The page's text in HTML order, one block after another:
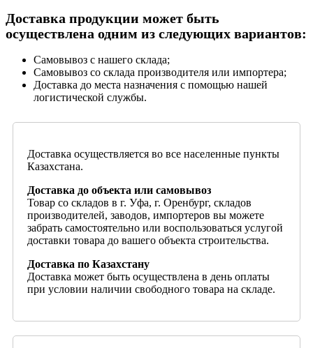
Доставка продукции может быть
осуществлена одним из следующих вариантов:
Самовывоз с нашего склада;
Самовывоз со склада производителя или импортера;
Доставка до места назначения с помощью нашей
логистической службы.
Доставка осуществляется во все населенные пункты
Казахстана.
Доставка до объекта или самовывоз
Товар со складов в г. Уфа, г. Оренбург, складов
производителей, заводов, импортеров вы можете
забрать самостоятельно или воспользоваться услугой
доставки товара до вашего объекта строительства.
Доставка по Казахстану
Доставка может быть осуществлена в день оплаты
при условии наличии свободного товара на складе.